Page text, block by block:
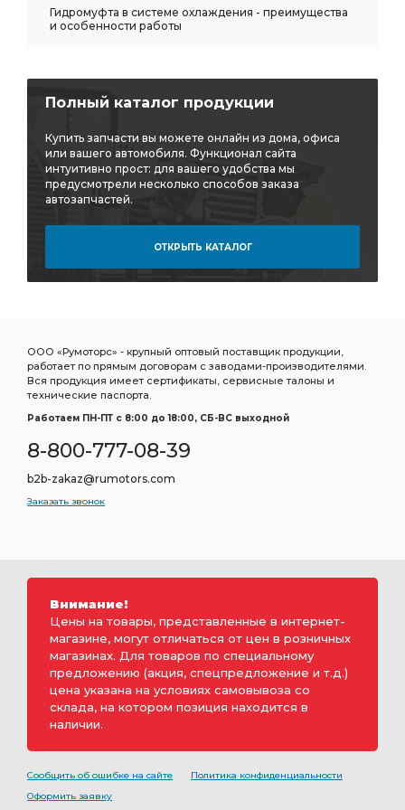
Гидромуфта в системе охлаждения - преимущества
и особенности работы
Полный каталог продукции
Купить запчасти вы можете онлайн из дома, офиса
или вашего автомобиля. Функционал сайта
интуитивно прост: для вашего удобства мы
предусмотрели несколько способов заказа
автозапчастей.
ОТКРЫТЬ КАТАЛОГ
ООО «Румоторс» - крупный оптовый поставщик продукции,
работает по прямым договорам с заводами-производителями.
Вся продукция имеет сертификаты, сервисные талоны и
технические паспорта.
Работаем ПН-ПТ c 8:00 до 18:00, СБ-ВС выходной
8-800-777-08-39
b2b-zakaz@rumotors.com
Заказать звонок
Внимание!
Цены на товары, представленные в интернет-
магазине, могут отличаться от цен в розничных
магазинах. Для товаров по специальному
предложению (акция, спецпредложение и т.д.)
цена указана на условиях самовывоза со
склада, на котором позиция находится в
наличии.
Сообщить об ошибке на сайте
Политика конфиденциальности
Оформить заявку